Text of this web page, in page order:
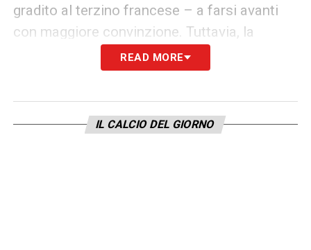
gradito al terzino francese – a farsi avanti
con maggiore convinzione. Tuttavia, la
trattativa ha subito una brusca frenata.
Colchoneros non intendono andare oltre i
READ MORE
IL CALCIO DEL GIORNO